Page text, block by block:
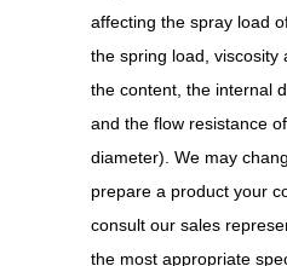
affecting the spray load
the spring load, viscosity
the content, the internal
and the flow resistance
diameter). We may
prepare a product your
consult our sales
the most appropriate